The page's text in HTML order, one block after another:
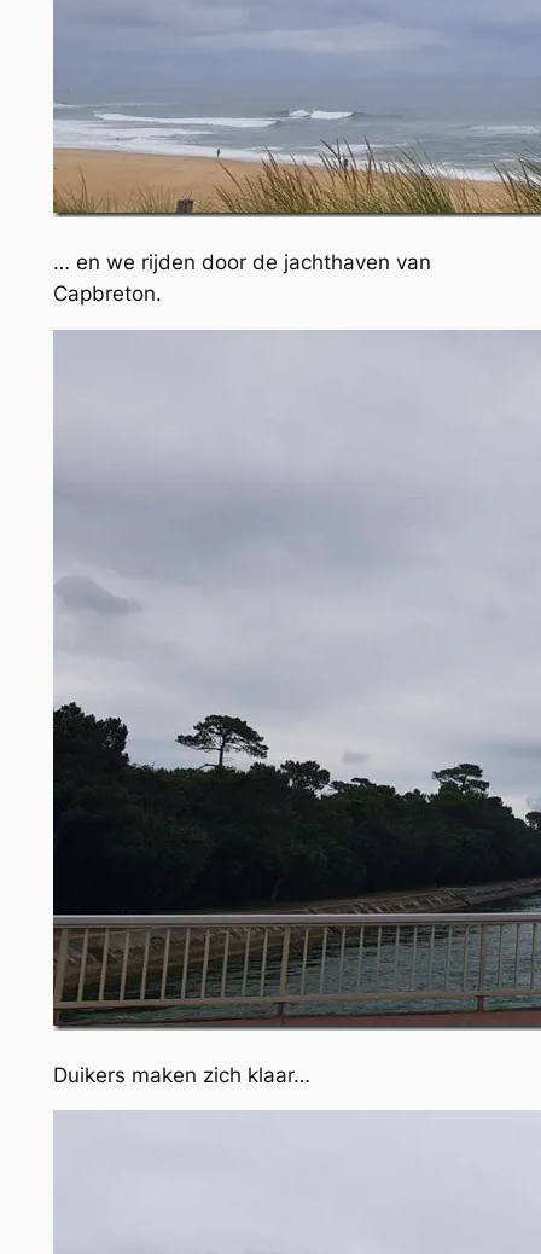
… en we rijden door de jachthaven van
Capbreton.
Duikers maken zich klaar…